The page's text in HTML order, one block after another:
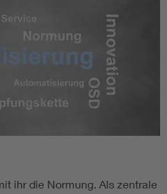
ihr die Normung. Als zentrale